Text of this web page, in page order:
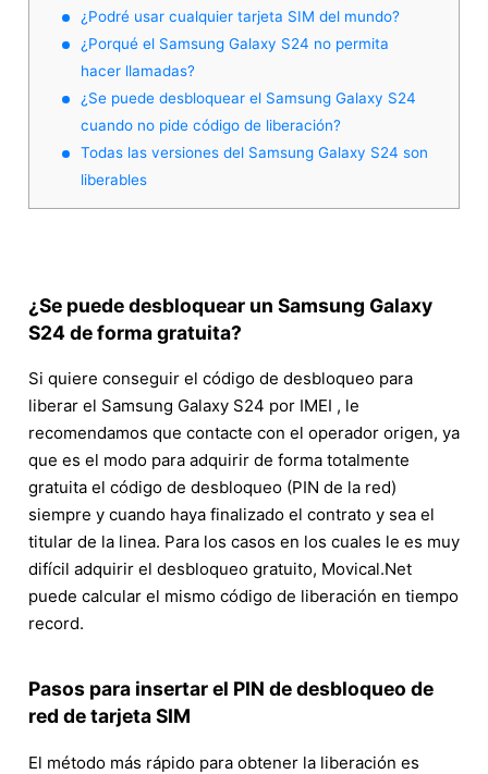
¿Podré usar cualquier tarjeta SIM del mundo?
¿Porqué el Samsung Galaxy S24 no permita
hacer llamadas?
¿Se puede desbloquear el Samsung Galaxy S24
cuando no pide código de liberación?
Todas las versiones del Samsung Galaxy S24 son
liberables
¿Se puede desbloquear un Samsung Galaxy
S24 de forma gratuita?
Si quiere conseguir el código de desbloqueo para
liberar el Samsung Galaxy S24 por IMEI , le
recomendamos que contacte con el operador origen, ya
que es el modo para adquirir de forma totalmente
gratuita el código de desbloqueo (PIN de la red)
siempre y cuando haya finalizado el contrato y sea el
titular de la linea. Para los casos en los cuales le es muy
difícil adquirir el desbloqueo gratuito, Movical.Net
puede calcular el mismo código de liberación en tiempo
record.
Pasos para insertar el PIN de desbloqueo de
red de tarjeta SIM
El método más rápido para obtener la liberación es